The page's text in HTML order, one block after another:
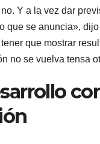
Y a la vez dar
que se anuncia»,
que mostrar
no se vuelva tensa